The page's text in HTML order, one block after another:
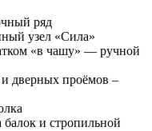
ряд
узел «Сила»
«в чашу» — ручной
дверных проёмов –
балок и стропильной